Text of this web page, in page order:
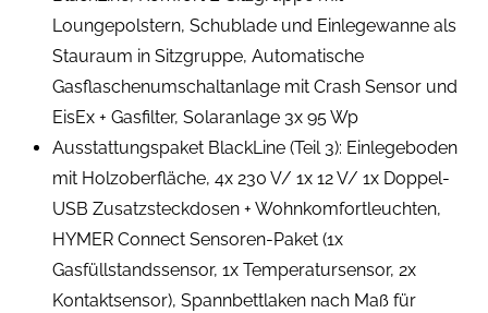
Loungepolstern, Schublade und Einlegewanne als
Stauraum in Sitzgruppe, Automatische
Gasflaschenumschaltanlage mit Crash Sensor und
EisEx + Gasfilter, Solaranlage 3x 95 Wp
Ausstattungspaket BlackLine (Teil 3): Einlegeboden
mit Holzoberfläche, 4x 230 V/ 1x 12 V/ 1x Doppel-
USB Zusatzsteckdosen + Wohnkomfortleuchten,
HYMER Connect Sensoren-Paket (1x
Gasfüllstandssensor, 1x Temperatursensor, 2x
Kontaktsensor), Spannbettlaken nach Maß für